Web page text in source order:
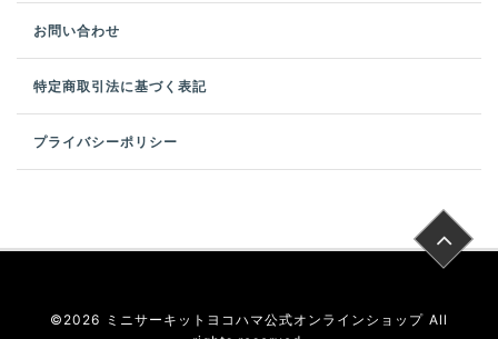
お問い合わせ
特定商取引法に基づく表記
プライバシーポリシー
© 2026 ミニサーキットヨコハマ公式オンラインショップ All